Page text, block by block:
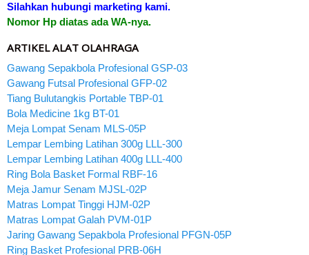
Silahkan hubungi marketing kami.
Nomor Hp diatas ada WA-nya.
ARTIKEL ALAT OLAHRAGA
Gawang Sepakbola Profesional GSP-03
Gawang Futsal Profesional GFP-02
Tiang Bulutangkis Portable TBP-01
Bola Medicine 1kg BT-01
Meja Lompat Senam MLS-05P
Lempar Lembing Latihan 300g LLL-300
Lempar Lembing Latihan 400g LLL-400
Ring Bola Basket Formal RBF-16
Meja Jamur Senam MJSL-02P
Matras Lompat Tinggi HJM-02P
Matras Lompat Galah PVM-01P
Jaring Gawang Sepakbola Profesional PFGN-05P
Ring Basket Profesional PRB-06H